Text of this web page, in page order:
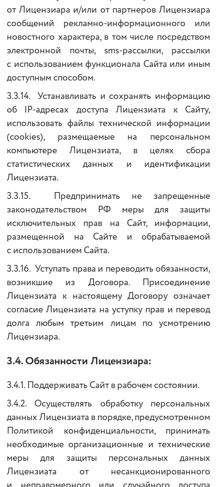
от Лицензиара и/или от партнеров Лицензиара
сообщений рекламно-информационного или
новостного характера, в том числе посредством
электронной почты, sms-рассылки, рассылки
с использованием функционала Сайта или иным
доступным способом.
3.3.14. Устанавливать и сохранять информацию
об IP-адресах доступа Лицензиата к Сайту,
использовать файлы технической информации
(cookies), размещаемые на персональном
компьютере Лицензиата, в целях сбора
статистических данных и идентификации
Лицензиата.
3.3.15. Предпринимать не запрещенные
законодательством РФ меры для защиты
исключительных прав на Сайт, информации,
размещенной на Сайте и обрабатываемой
с использованием Сайта.
3.3.16. Уступать права и переводить обязанности,
возникшие из Договора. Присоединение
Лицензиата к настоящему Договору означает
согласие Лицензиата на уступку прав и перевод
долга любым третьим лицам по усмотрению
Лицензиара.
3.4. Обязанности Лицензиара:
3.4.1. Поддерживать Сайт в рабочем состоянии.
3.4.2. Осуществлять обработку персональных
данных Лицензиата в порядке, предусмотренном
Политикой конфиденциальности, принимать
необходимые организационные и технические
меры для защиты персональных данных
Лицензиата от несанкционированного